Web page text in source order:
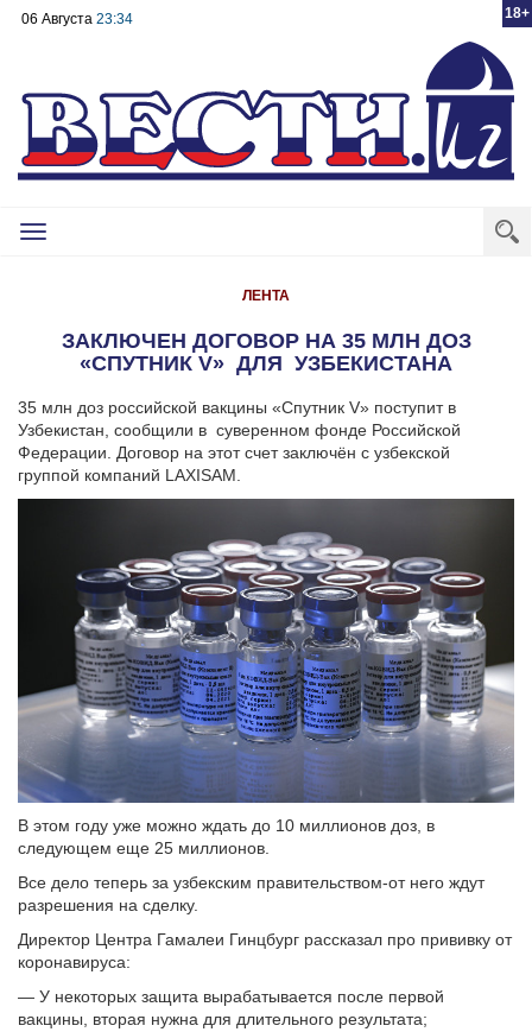
18+
06 Августа 23:34
Toggle
ЛЕНТА
ЗАКЛЮЧЕН ДОГОВОР НА 35 МЛН ДОЗ
«СПУТНИК V» ДЛЯ УЗБЕКИСТАНА
35 млн доз российской вакцины «Спутник V» поступит в
Узбекистан, сообщили в суверенном фонде Российской
Федерации. Договор на этот счет заключён с узбекской
группой компаний LAXISAM.
В этом году уже можно ждать до 10 миллионов доз, в
следующем еще 25 миллионов.
Все дело теперь за узбекским правительством-от него ждут
разрешения на сделку.
Директор Центра Гамалеи Гинцбург рассказал про прививку от
коронавируса:
— У некоторых защита вырабатывается после первой
вакцины, вторая нужна для длительного результата;